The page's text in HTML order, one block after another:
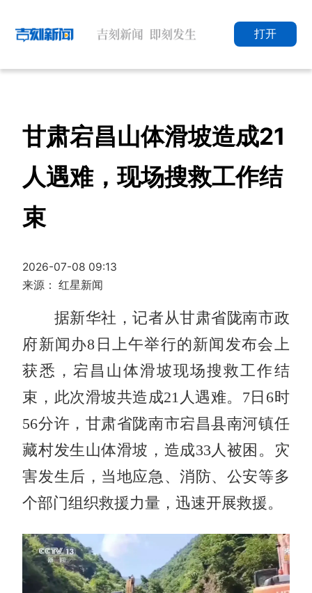
打开
甘肃宕昌山体滑坡造成21
人遇难，现场搜救工作结
束
2026-07-08 09:13
来源： 红星新闻
据新华社，记者从甘肃省陇南市政
府新闻办8日上午举行的新闻发布会上
获悉，宕昌山体滑坡现场搜救工作结
束，此次滑坡共造成21人遇难。7日6时
56分许，甘肃省陇南市宕昌县南河镇任
藏村发生山体滑坡，造成33人被困。灾
害发生后，当地应急、消防、公安等多
个部门组织救援力量，迅速开展救援。